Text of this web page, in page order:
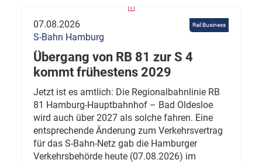
Rail Business
07.08.2026
S-Bahn Hamburg
Übergang von RB 81 zur S 4
kommt frühestens 2029
Jetzt ist es amtlich: Die Regionalbahnlinie RB
81 Hamburg-Hauptbahnhof – Bad Oldesloe
wird auch über 2027 als solche fahren. Eine
entsprechende Änderung zum Verkehrsvertrag
für das S-Bahn-Netz gab die Hamburger
Verkehrsbehörde heute (07.08.2026) im